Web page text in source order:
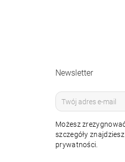
Newsletter
Możesz
szczegóły
prywatności.